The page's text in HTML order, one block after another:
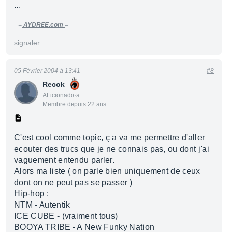
...
--= AYDREE.com =--
signaler
Recok
AFicionado·a
Membre depuis 22 ans
05 Février 2004 à 13:41 #8
C'est cool comme topic, ç a va me permettre d'aller
ecouter des trucs que je ne connais pas, ou dont j'ai
vaguement entendu parler.
Alors ma liste ( on parle bien uniquement de ceux
dont on ne peut pas se passer )
Hip-hop :
NTM - Autentik
ICE CUBE - (vraiment tous)
BOOYA TRIBE - A New Funky Nation